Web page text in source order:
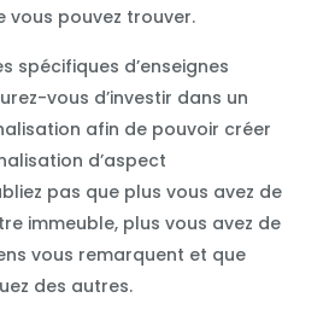
vous pouvez trouver.
spécifiques d’enseignes
vous d’investir dans un
afin de pouvoir créer
d’aspect
pas que plus vous avez de
immeuble, plus vous avez de
vous remarquent et que
des autres.